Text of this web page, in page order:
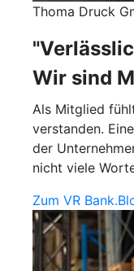
Thoma Druck
Wir sind
Als Mitglied
verstanden.
der
nicht viele
Zum VR